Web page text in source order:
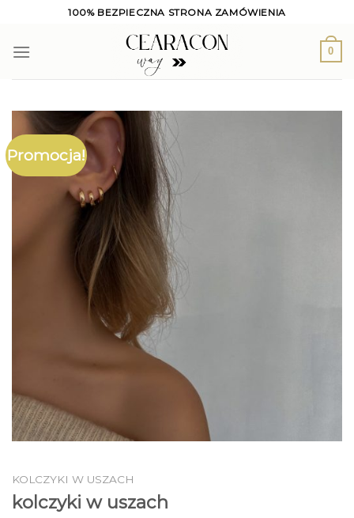
content
100% BEZPIECZNA STRONA ZAMÓWIENIA
0
Promocja!
KOLCZYKI W USZACH
kolczyki w uszach